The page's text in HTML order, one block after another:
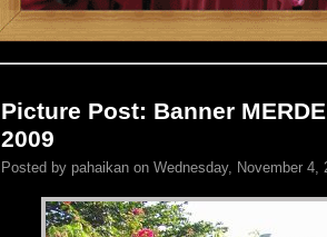
Picture Post: Banner
2009
Posted by pahaikan on Wednesday, November 4,